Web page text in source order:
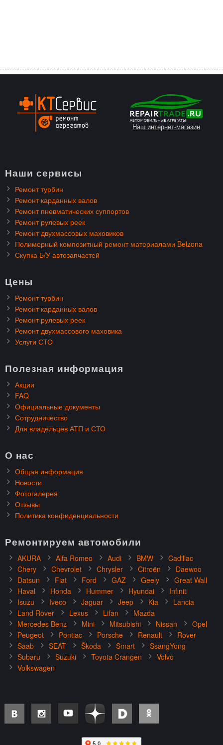
Наш интернет-магазин
Наши сервисы
Ремонт турбин
Ремонт карданных валов
Ремонт пневматических суппортов
Ремонт рулевых реек
Ремонт двухмассовых маховиков
Полимерный композитный ремонт материалами Belzona
Скупка Б/У автозапчастей
Цены
Ремонт турбин
Ремонт карданных валов
Ремонт рулевых реек
Ремонт двухмассового маховика
Услуги СТО
Полезная информация
Акции
FAQ
Официальные документы
Сотрудничество
Для владельцев АТП и СТО
О нас
Общая информация
Новости
Фотогалерея
Отзывы
Политика конфиденциальности
Ремонтируем автомобили
AKURA Alfa Romeo Audi BMW
Cadillac
Chery
Chevrolet Chrysler Citroën
Daewoo
Datsun
Fiat Ford GAZ Geely
Great Wall
Haval
Honda Hummer Hyundai
Infiniti
Isuzu
Iveco Jaguar Jeep Kia
Lancia
Land Rover
Lexus Lifan
Mazda
Mercedes Benz
Mini Mitsubishi Nissan
Opel
Peugeot
Pontiac Porsche Renault
Rover
Saab
SEAT Škoda Smart
SsangYong
Subaru
Suzuki Toyota Crangen
Volvo
Volkswagen